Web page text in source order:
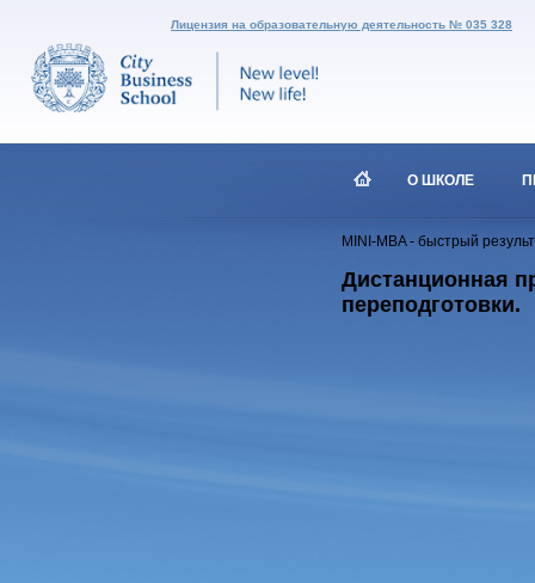
Лицензия на образовательную деятельность № 035 328
О ШКОЛЕ
MINI-MBA - быстрый
Дистанционная
переподготовки.